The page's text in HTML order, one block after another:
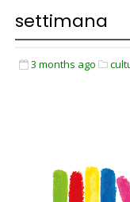
settimana
3 months ago